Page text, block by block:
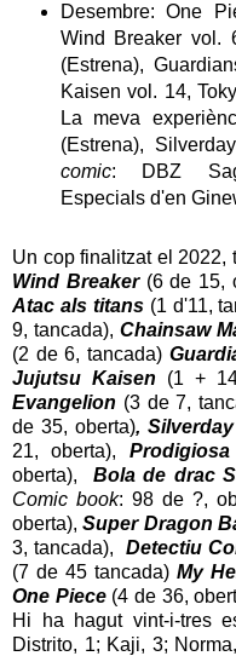
Desembre: One
Wind Breaker vol.
(Estrena),
Kaisen vol. 14,
La meva
(Estrena),
comic: DBZ
Especials d'en
Un cop finalitzat el 2022,
Wind Breaker(6 de 15,
Atac als titans(1 d'11,
9, tancada), Chainsaw
(2 de 6, tancada)
Jujutsu Kaisen (1 +
Evangelion (3 de 7,
de 35, oberta), Silverday
21, oberta),
oberta), Bola de drac
Comic book: 98 de ?,
oberta),Super Dragon
3, tancada),Detectiu
(7 de 45 tancada) My
One Piece(4 de 36,
Hi ha hagut vint-i-tres
Distrito, 1; Kaji, 3;